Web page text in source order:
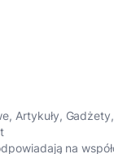
, Artykuły, Gadżety,
na